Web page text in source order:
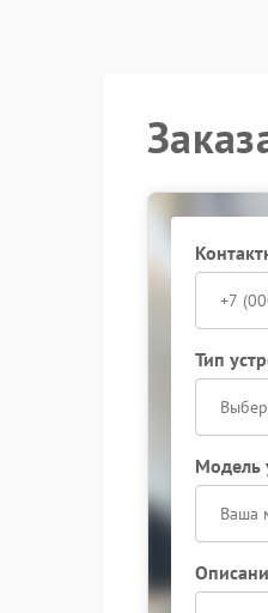
Тип
Модель